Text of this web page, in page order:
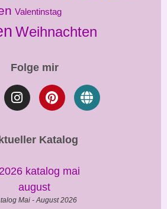
Valentinstag
Weihnachten
Folge mir
Katalog
Mai - August 2026